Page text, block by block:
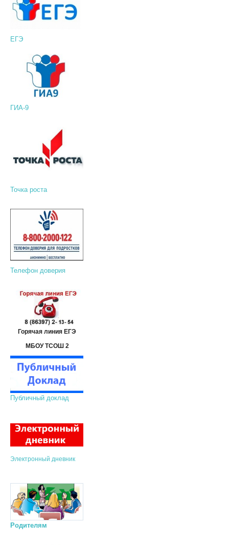
ЕГЭ
ГИА-9
Точка роста
Телефон доверия
Горячая линия ЕГЭ
МБОУ ТСОШ 2
Публичный доклад
Электронный дневник
Родителям